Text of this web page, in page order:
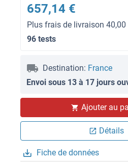
657,14 €
Plus frais de livraison 40,00
96 tests
Destination: France
Envoi sous 13 à 17 jours
Ajouter au
Détails
Fiche de données